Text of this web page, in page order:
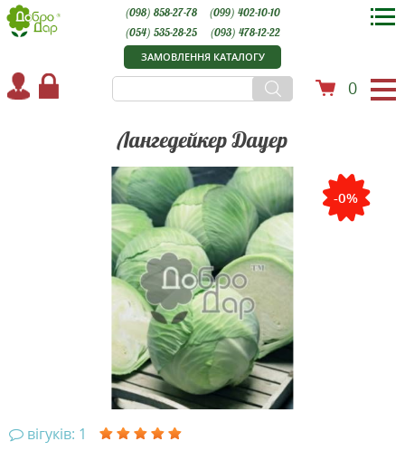
ЗАМОВЛЕННЯ КАТАЛОГУ
0
(098) 858-27-78
(099) 402-10-10
(054) 535-28-25
(093) 478-12-22
Лангедейкер Дауер
-0%
вігуків: 1